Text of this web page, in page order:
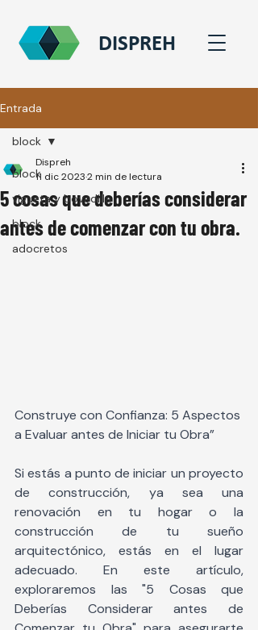
DISPREH
Entrada
block
vigueta y bovedilla
block
adocretos
block
5 cosas que deberías considerar
antes de comenzar con tu obra.
Dispreh
11 dic 20232 min de lectura
Construye con Confianza: 5 Aspectos
a Evaluar antes de Iniciar tu Obra”
Si estás a punto de iniciar un proyecto
de construcción, ya sea una
renovación en tu hogar o la
construcción de tu sueño
arquitectónico, estás en el lugar
adecuado. En este artículo,
exploraremos las "5 Cosas que
Deberías Considerar antes de